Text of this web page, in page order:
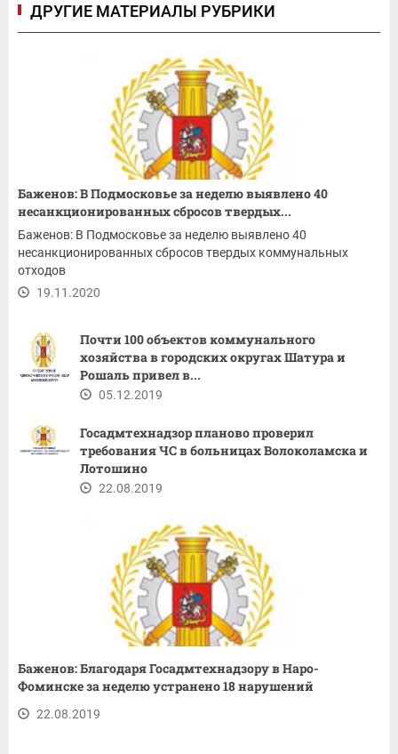
ДРУГИЕ МАТЕРИАЛЫ РУБРИКИ
Баженов: В Подмосковье за неделю выявлено 40
несанкционированных сбросов твердых...
Баженов: В Подмосковье за неделю выявлено 40
несанкционированных сбросов твердых коммунальных
отходов
19.11.2020
Почти 100 объектов коммунального
хозяйства в городских округах Шатура и
Рошаль привел в...
05.12.2019
Госадмтехнадзор планово проверил
требования ЧС в больницах Волоколамска и
Лотошино
22.08.2019
Баженов: Благодаря Госадмтехнадзору в Наро-
Фоминске за неделю устранено 18 нарушений
22.08.2019